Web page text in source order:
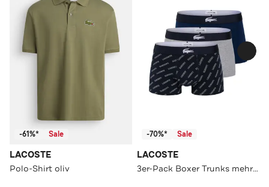
-61%* Sale
LACOSTE
Polo-Shirt oliv
-70%* Sale
LACOSTE
3er-Pack Boxer Trunks mehrfarbig